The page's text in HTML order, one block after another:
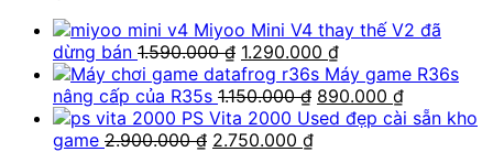
Miyoo Mini V4 thay thế V2 đã
dừng bán 1.590.000₫ Giá
gốc
là:
1.590.000 ₫.
1.290.000 ₫Giá
hiện
tại
là:
Máy game R36s
nâng cấp của R35s 1.150.000₫ Giá
gốc
890.000 ₫Giá
hiện
PS Vita 2000 Used đẹp cài sẵn kho
game 2.900.000₫ Giá
2.750.000 ₫Giá